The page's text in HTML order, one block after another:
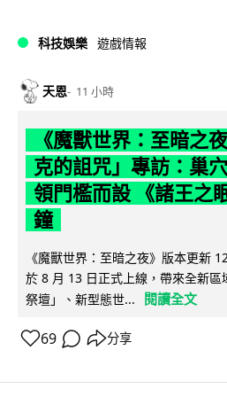
科技娛樂 遊戲情報
天恩 11 小時
《魔獸世界：至暗之
克的詛咒」專訪：巢
領門檻而設 《諸王之
鐘
《魔獸世界：至暗之夜》版本更新
於 8 月 13 日正式上線，帶來全新
祭壇」、新型態世...
閱讀全文
69 分享